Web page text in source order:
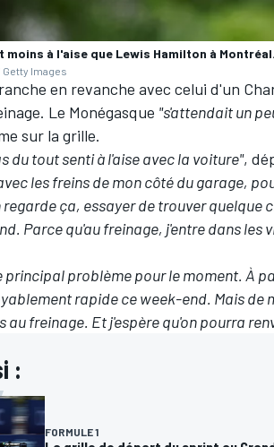
moins à l'aise que Lewis Hamilton à Montréal.
Getty Images
en revanche avec celui d'un
Le Monégasque "s'attendait un
sur la grille.
du tout senti à l'aise avec la voiture",
les freins de mon côté du garage,
regarde ça, essayer de trouver quelque
Parce qu'au freinage, j'entre dans les
principal problème pour le moment. À
rapide ce week-end. Mais
au freinage. Et j'espère qu'on pourra
:
FORMULE 1